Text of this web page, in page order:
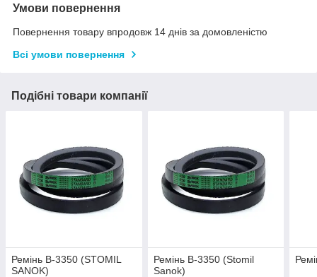
Умови повернення
Повернення товару впродовж 14 днів за домовленістю
Всі умови повернення
Подібні товари компанії
Ремінь В-3350 (STOMIL
SANOK)
Ремінь В-3350 (Stomil
Sanok)